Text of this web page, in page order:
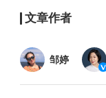
文章作者
邹婷